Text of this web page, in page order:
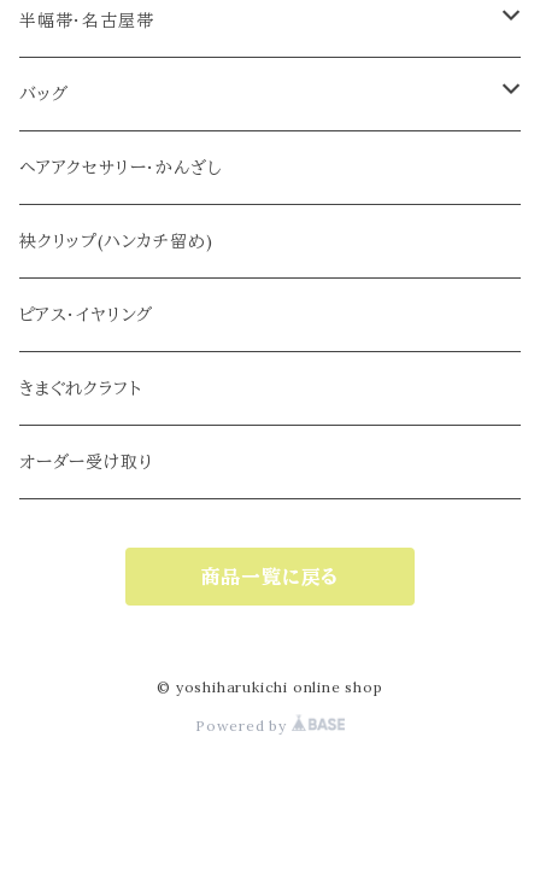
帯締め(三分紐)
半幅帯・名古屋帯
半幅帯
名古屋帯
バッグ
メインバッグ
サブバッグ
ヘアアクセサリー・かんざし
袂クリップ(ハンカチ留め)
ピアス・イヤリング
きまぐれクラフト
オーダー受け取り
商品一覧に戻る
© yoshiharukichi online shop
Powered by